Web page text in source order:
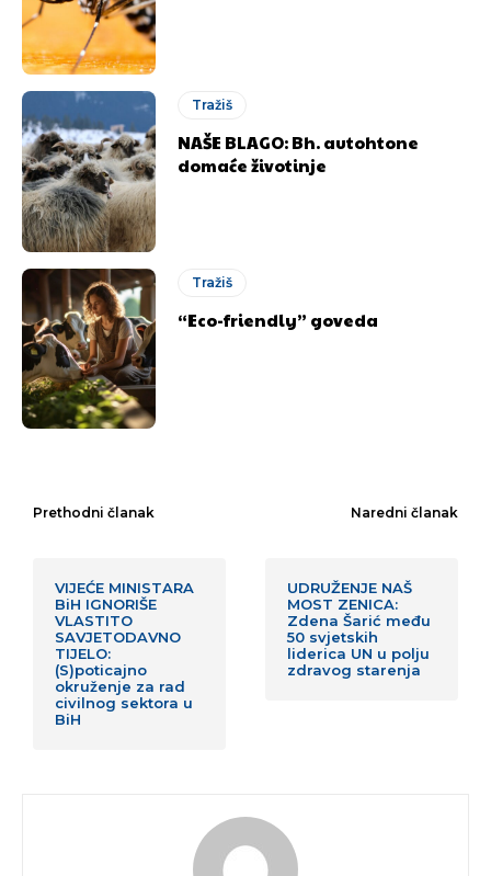
Tražiš
NAŠE BLAGO: Bh. autohtone
domaće životinje
Tražiš
“Eco-friendly” goveda
Prethodni članak
VIJEĆE MINISTARA
BiH IGNORIŠE
VLASTITO
SAVJETODAVNO
TIJELO:
(S)poticajno
okruženje za rad
civilnog sektora u
BiH
Naredni članak
UDRUŽENJE NAŠ
MOST ZENICA:
Zdena Šarić među
50 svjetskih
liderica UN u polju
zdravog starenja